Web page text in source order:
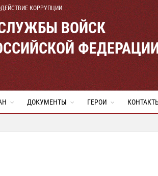
КОРРУПЦИИ
ВОЙСК
ДОКУМЕНТЫ ГЕРОИ